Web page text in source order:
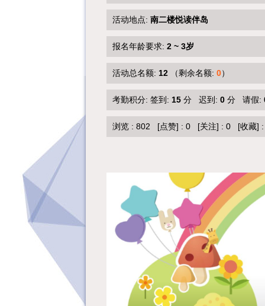
活动地点: 南二楼悦读伴岛
报名年龄要求: 2 ~ 3岁
活动总名额: 12 （剩余名额: 0）
考勤积分: 签到: 15 分 迟到: 0 分 请假:
浏览 : 802 [点赞] : 0 [关注] : 0 [收藏]